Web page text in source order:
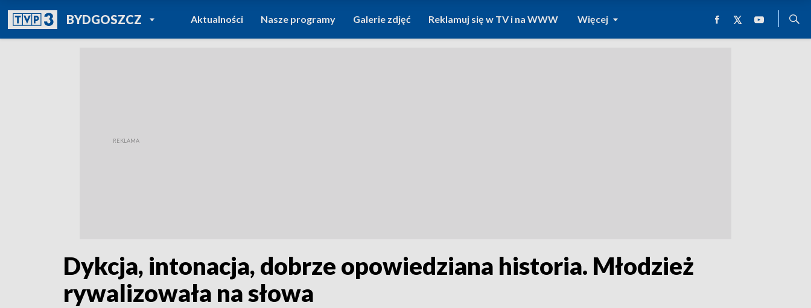
BYDGOSZCZPOWRÓT DO
TVP REGIONY
Aktualności Nasze programy Galerie zdjęć Reklamuj się w TV i na WWW Więcej
Dykcja, intonacja, dobrze opowiedziana historia. Młodzież
rywalizowała na słowa